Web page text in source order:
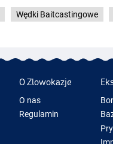
Wędki Baitcastingowe
O Zlowokazje
O nas
Regulamin